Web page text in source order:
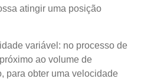
atingir uma posição
variável: no processo de
ao volume de
para obter uma velocidade